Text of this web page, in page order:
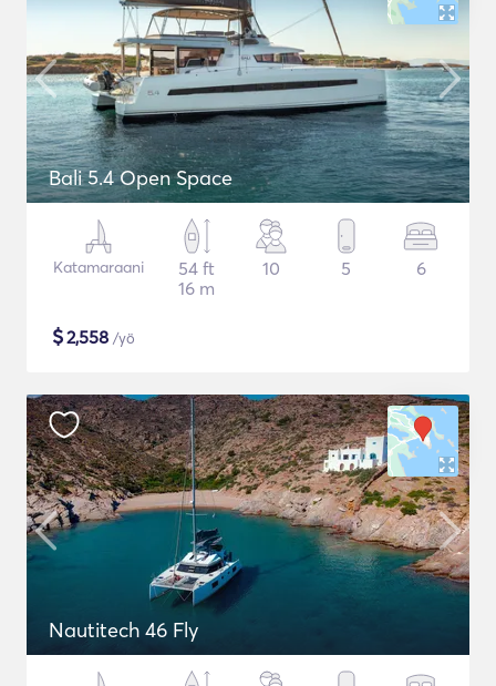
Bali 5.4 Open Space
Katamaraani
54 ft
16 m
10 5 6
$2,558 /yö
Nautitech 46 Fly